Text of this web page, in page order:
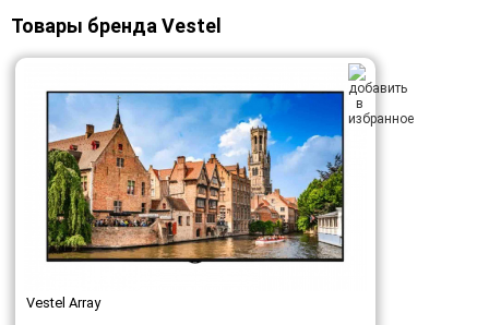
Товары бренда Vestel
Vestel Array